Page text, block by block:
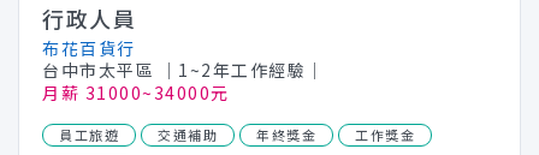
行政人員
布花百貨行
台中市太平區
│1~2年工作經驗│
月薪 31000~34000元
員工旅遊 交通補助 年終獎金
工作獎金